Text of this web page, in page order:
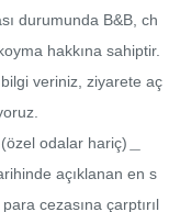
durumunda B&B, ch
hakkına sahiptir.
veriniz, ziyarete aç
odalar hariç)＿
açıklanan en s
cezasına çarptırıl